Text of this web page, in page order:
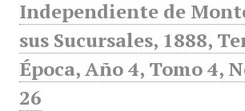
Independiente de
sus Sucursales, 1888,
Época, Año 4, Tomo 4,
26